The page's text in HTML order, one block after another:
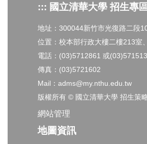
::: 國立清華大學 招生專
地址：300044新竹市光復路二段
位置：校本部行政大樓二樓213室
電話：(03)5712861 或
傳真：(03)5721602
Mail：adms@my.nthu.edu.tw
版權所有 © 國立清華大學 招生策
網站管理
地圖資訊